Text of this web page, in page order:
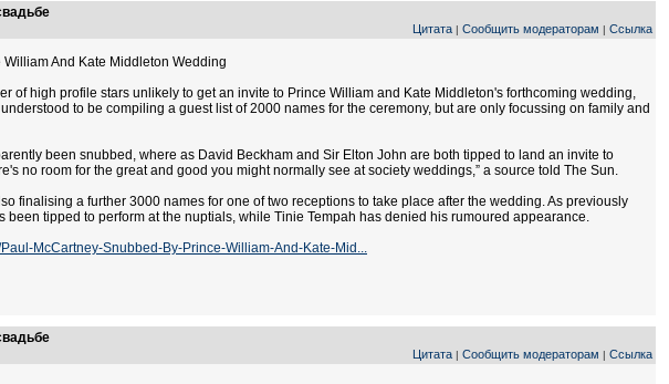
Цитата | Сообщить модераторам | Ссылка
And Kate Middleton Wedding
of high profile stars unlikely to get an invite to Prince William and Kate Middleton's forthcoming wedding,
to be compiling a guest list of 2000 names for the ceremony, but are only focussing on family and
been snubbed, where as David Beckham and Sir Elton John are both tipped to land an invite to
no room for the great and good you might normally see at society weddings,” a source told The Sun.
finalising a further 3000 names for one of two receptions to take place after the wedding. As previously
been tipped to perform at the nuptials, while Tinie Tempah has denied his rumoured appearance.
McCartney-Snubbed-By-Prince-William-And-Kate-Mid...
Цитата | Сообщить модераторам | Ссылка